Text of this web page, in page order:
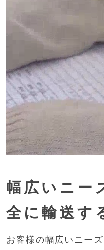
幅広いニー
全に輸送す
お客様の幅広いニー